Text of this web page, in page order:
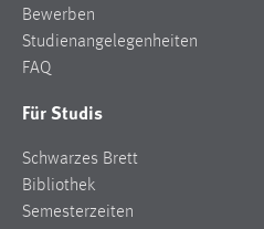
Bewerben
Studienangelegenheiten
FAQ
Für Studis
Schwarzes Brett
Bibliothek
Semesterzeiten
Marketing Cookies werden
verwendet, um
Name:
_gcl_au